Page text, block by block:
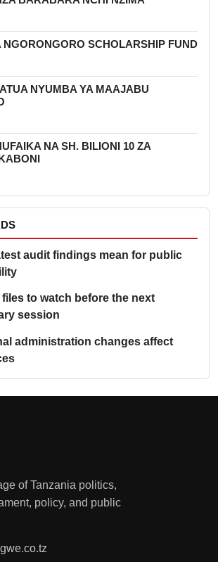
NGORONGORO SCHOLARSHIP FUND
NYUMBA YA MAAJABU
NA SH. BILIONI 10 ZA
audit findings mean for public
to watch before the next
session
administration changes affect
of Tanzania politics,
policy, and public